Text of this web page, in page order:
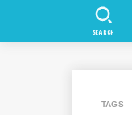
SEARCH